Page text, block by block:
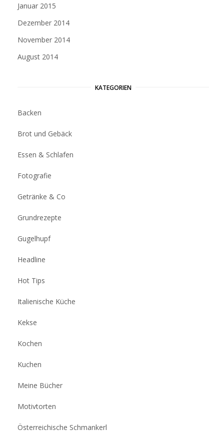
Januar 2015
Dezember 2014
November 2014
August 2014
KATEGORIEN
Backen
Brot und Gebäck
Essen & Schlafen
Fotografie
Getränke & Co
Grundrezepte
Gugelhupf
Headline
Hot Tips
Italienische Küche
Kekse
Kochen
Kuchen
Meine Bücher
Motivtorten
Österreichische Schmankerl